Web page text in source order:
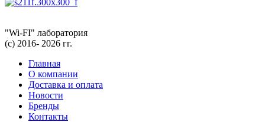
"Wi-FI" лаборатория
(с) 2016- 2026 гг.
Главная
О компании
Доставка и оплата
Новости
Бренды
Контакты